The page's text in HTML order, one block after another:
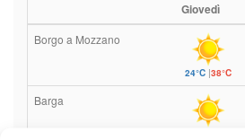
Giovedì
Borgo a Mozzano
24°C |38°C
Barga